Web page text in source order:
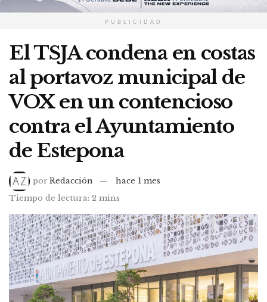
PUBLICIDAD
El TSJA condena en costas
al portavoz municipal de
VOX en un contencioso
contra el Ayuntamiento
de Estepona
por Redacción
hace 1 mes
Tiempo de lectura: 2 mins